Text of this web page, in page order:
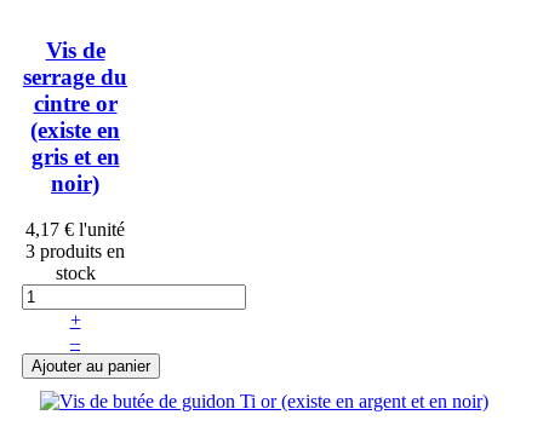
Vis de
serrage du
cintre or
(existe en
gris et en
noir)
4,17 € l'unité
3 produits en
stock
+
–